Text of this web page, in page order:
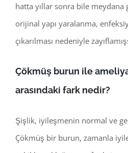
hatta yıllar sonra bile
orijinal yapı yaralanma,
çıkarılması nedeniyle
Çökmüş burun ile
arasındaki fark nedir?
Şişlik, iyileşmenin normal ve
Çökmüş bir burun, zamanla